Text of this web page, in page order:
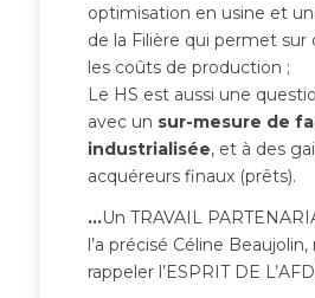
optimisation en usine et
de la Filière qui permet sur
les coûts de production ;
Le HS est aussi une
avec un sur-mesure de
industrialisée, et à des
acquéreurs finaux (prêts).
…Un TRAVAIL
l’a précisé Céline Beaujolin,
rappeler l’ESPRIT DE